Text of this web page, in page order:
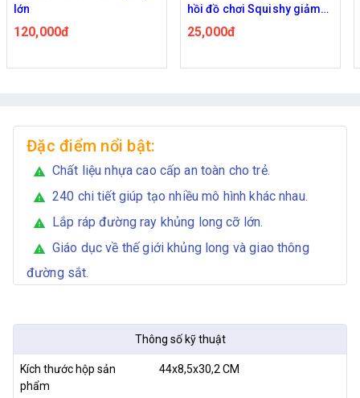
lớn
120,000đ
hồi đồ chơi Squishy giảm
stress
25,000đ
Đặc điểm nổi bật:
warning Chất liệu nhựa cao cấp an toàn cho trẻ.
warning 240 chi tiết giúp tạo nhiều mô hình khác nhau.
warning Lắp ráp đường ray khủng long cỡ lớn.
warning
Giáo dục về thế giới khủng long và giao thông
đường sắt.
Thông số kỹ thuật
Kích thước hộp sản
phẩm
44x8,5x30,2 CM